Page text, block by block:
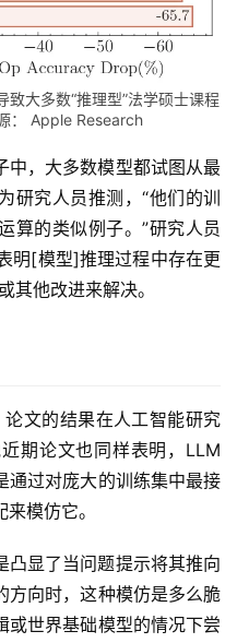
大多数“推理型”法学硕士课程
： Apple Research
中，大多数模型都试图从最
研究人员推测，“他们的训
算的类似例子。”研究人员
明[模型]推理过程中存在更
其他改进来解决。
文的结果在人工智能研究
期论文也同样表明，LLM
通过对庞大的训练集中最接
模仿它。
凸显了当问题提示将其推向
方向时，这种模仿是多么脆
或世界基础模型的情况下尝